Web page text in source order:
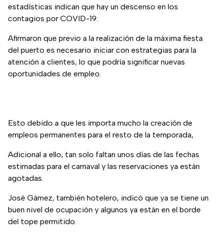
estadísticas indican que hay un descenso en los
contagios por COVID-19.
Afirmaron que previo a la realización de la máxima fiesta
del puerto es necesario iniciar con estrategias para la
atención a clientes, lo que podría significar nuevas
oportunidades de empleo.
Esto debido a que les importa mucho la creación de
empleos permanentes para el resto de la temporada,
Adicional a ello, tan solo faltan unos días de las fechas
estimadas para el carnaval y las reservaciones ya están
agotadas.
José Gámez, también hotelero, indicó que ya se tiene un
buen nivel de ocupación y algunos ya están en el borde
del tope permitido.